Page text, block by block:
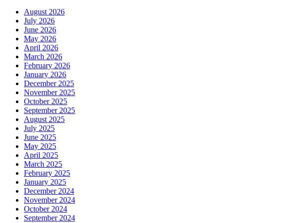
August 2026
July 2026
June 2026
May 2026
April 2026
March 2026
February 2026
January 2026
December 2025
November 2025
October 2025
September 2025
August 2025
July 2025
June 2025
May 2025
April 2025
March 2025
February 2025
January 2025
December 2024
November 2024
October 2024
September 2024